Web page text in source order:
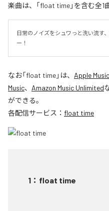
楽曲は、「float time」を含む全1
日常のノイズをシュワっと洗い流す
ー！
なお「float time」は、 Apple Music
Music、 Amazon Music Unlimited
ができる。
各配信サービス： float time
1 ： float time